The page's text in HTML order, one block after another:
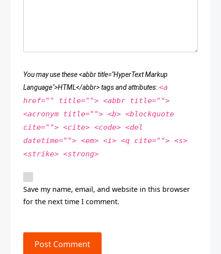
You may use these <abbr title="HyperText Markup
Language">HTML</abbr> tags and attributes:<a
href="" title=""> <abbr title="">
<acronym title=""> <b> <blockquote
cite=""> <cite> <code> <del
datetime=""> <em> <i> <q cite=""> <s>
<strike> <strong>
Save my name, email, and website in this browser
for the next time I comment.
Post Comment